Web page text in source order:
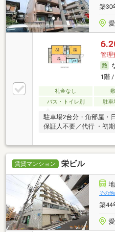
築30
管理
1階 /
礼金なし
バス・トイレ別
駐車
駐車場2台分・角部屋・
保証人不要／代行 ・初
賃貸マンション 栄ビル
その他
築44